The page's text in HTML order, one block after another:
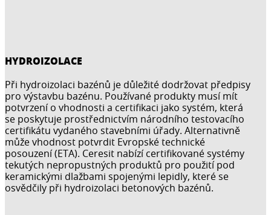
HYDROIZOLACE
Při hydroizolaci bazénů je důležité dodržovat předpisy
pro výstavbu bazénu. Používané produkty musí mít
potvrzení o vhodnosti a certifikaci jako systém, která
se poskytuje prostřednictvím národního testovacího
certifikátu vydaného stavebními úřady. Alternativně
může vhodnost potvrdit Evropské technické
posouzení (ETA). Ceresit nabízí certifikované systémy
tekutých nepropustných produktů pro použití pod
keramickými dlažbami spojenými lepidly, které se
osvědčily při hydroizolaci betonových bazénů.